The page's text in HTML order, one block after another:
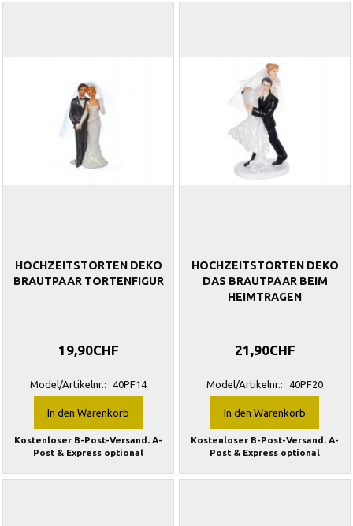
HOCHZEITSTORTEN DEKO
BRAUTPAAR TORTENFIGUR
19,90CHF
Model/Artikelnr.: 40PF14
In den Warenkorb
Kostenloser B-Post-Versand. A-
Post & Express optional
HOCHZEITSTORTEN DEKO
DAS BRAUTPAAR BEIM
HEIMTRAGEN
21,90CHF
Model/Artikelnr.: 40PF20
In den Warenkorb
Kostenloser B-Post-Versand. A-
Post & Express optional